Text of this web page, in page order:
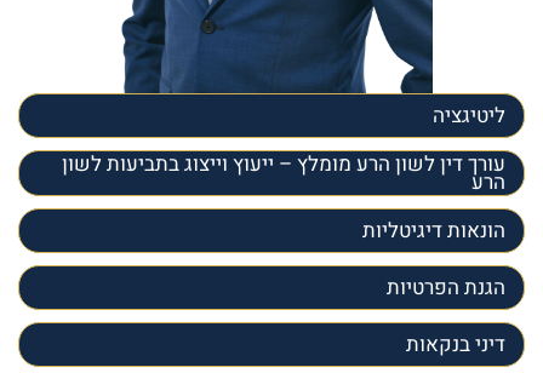
ליטיגציה
עורך דין לשון הרע מומלץ – ייעוץ וייצוג בתביעות לשון
הרע
הונאות דיגיטליות
הגנת הפרטיות
דיני בנקאות